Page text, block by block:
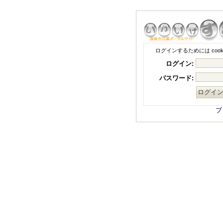
ログインするためには
ログイン:
パスワード: